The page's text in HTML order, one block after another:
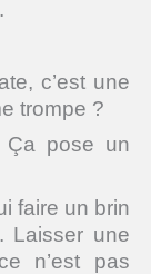
c’est une
trompe ?
Ça pose un
faire un brin
Laisser une
n’est pas